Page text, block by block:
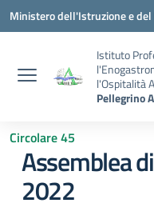
Vai ai contenuti
Vai al menu di navigazione
Vai al footer
Ministero dell'Istruzione e
Istituto
l'Ospitalità
Pellegrino
Circolare 45
Assemblea
2022